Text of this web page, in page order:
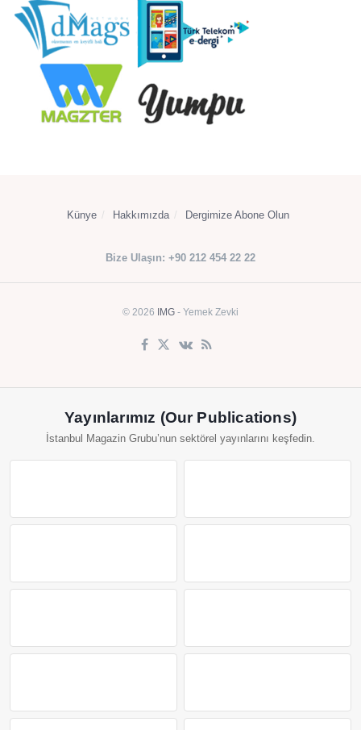
Künye Hakkımızda Dergimize Abone Olun
Bize Ulaşın: +90 212 454 22 22
© 2026 IMG - Yemek Zevki
Yayınlarımız (Our Publications)
İstanbul Magazin Grubu’nun sektörel yayınlarını keşfedin.